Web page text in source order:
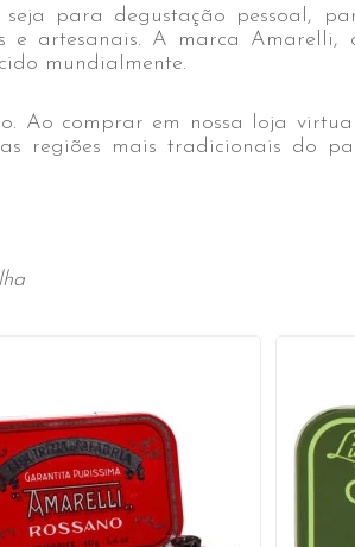
para degustação pessoal,
artesanais. A marca Amarelli,
mundialmente.
Ao comprar em nossa loja
regiões mais tradicionais do